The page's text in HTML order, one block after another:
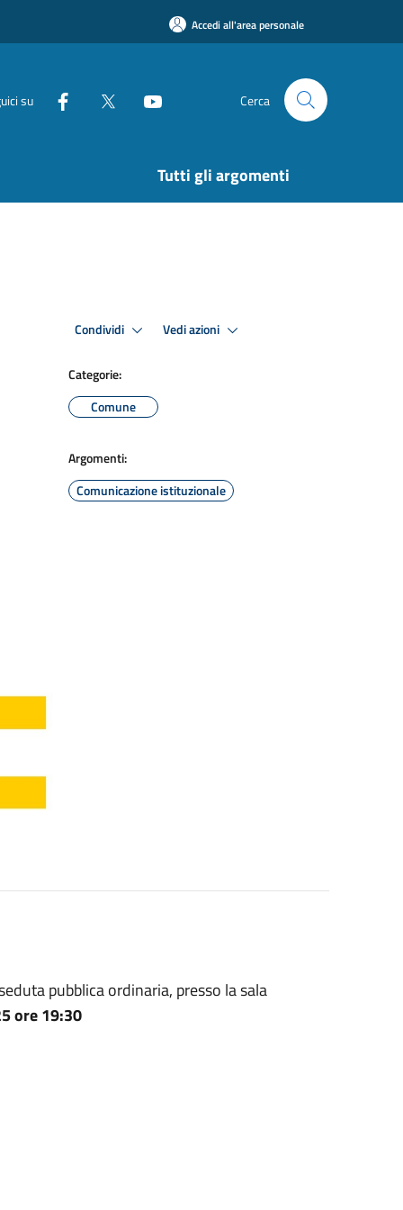
Accedi all'area personale
su Cerca
Tutti gli argomenti
Condividi Vedi azioni
Categorie:
Comune
Argomenti:
Comunicazione istituzionale
pubblica ordinaria, presso la sala
ore 19:30